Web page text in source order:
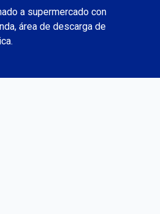
a supermercado con
área de descarga de